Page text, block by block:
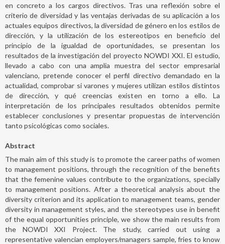
en concreto a los cargos directivos. Tras una reflexión sobre el
criterio de diversidad y las ventajas derivadas de su aplicación a los
actuales equipos directivos, la diversidad de género en los estilos de
dirección, y la utilización de los estereotipos en beneficio del
principio de la igualdad de oportunidades, se presentan los
resultados de la investigación del proyecto NOWDI XXI. El estudio,
llevado a cabo con una amplia muestra del sector empresarial
valenciano, pretende conocer el perfil directivo demandado en la
actualidad, comprobar si varones y mujeres utilizan estilos distintos
de dirección, y qué creencias existen en torno a ello. La
interpretación de los principales resultados obtenidos permite
establecer conclusiones y presentar propuestas de intervención
tanto psicológicas como sociales.
Abstract
The main aim of this study is to promote the career paths of women
to management positions, through the recognition of the benefits
that the femenine values contribute to the organizations, specially
to management positions. After a theoretical analysis about the
diversity criterion and its application to management teams, gender
diversity in management styles, and the stereotypes use in benefit
of the equal opportunities principle, we show the main results from
the NOWDI XXI Project. The study, carried out using a
representative valencian employers/managers sample, fries to know